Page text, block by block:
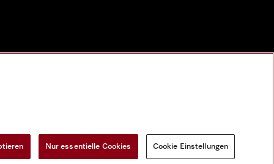
Nur essentielle Cookies Cookie Einstellungen